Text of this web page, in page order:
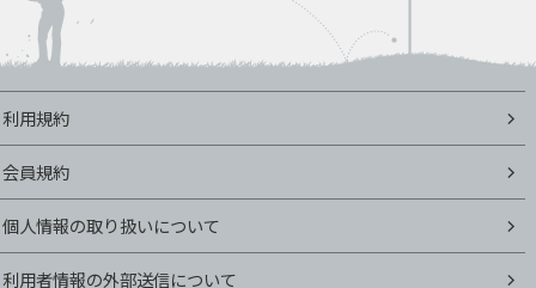
利用規約
会員規約
個人情報の取り扱いについて
利用者情報の外部送信について